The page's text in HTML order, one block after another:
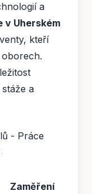
a
v Uherském
kteří
a
- Práce
Zaměření